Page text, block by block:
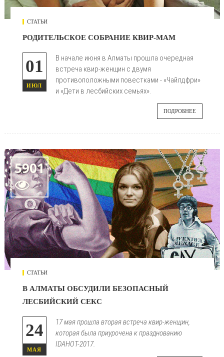
СТАТЬИ
РОДИТЕЛЬСКОЕ СОБРАНИЕ КВИР-МАМ
01
ИЮЛ
В начале июня в Алматы прошла очередная
встреча квир-женщин с двумя
противоположными повестками - «Чайлдфри»
и «Дети в лесбийских семьях».
ПОДРОБНЕЕ
5901

СТАТЬИ
В АЛМАТЫ ОБСУДИЛИ БЕЗОПАСНЫЙ
ЛЕСБИЙСКИЙ СЕКС
24
МАЯ
17 мая прошла вторая встреча квир-женщин,
которая была приурочена к празднованию
IDAHOT-2017.